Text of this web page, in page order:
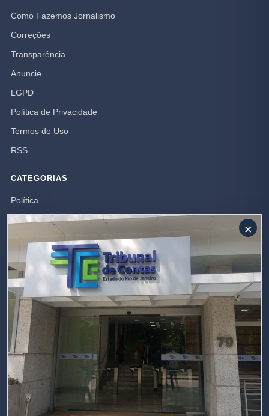
Como Fazemos Jornalismo
Correções
Transparência
Anuncie
LGPD
Política de Privacidade
Termos de Uso
RSS
CATEGORIAS
Política
Mundo
Campos dos Goytacazes
Opinião
Rio de Janeiro
Polícia
SIGA-NOS
Receba nossas publicações
×